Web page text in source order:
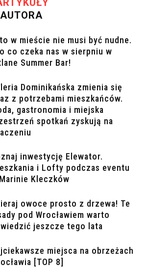
w mieście nie musi być nudne.
co czeka nas w sierpniu w
Summer Bar!
Dominikańska zmienia się
z potrzebami mieszkańców.
gastronomia i miejska
spotkań zyskują na
inwestycję Elewator.
i Lofty podczas eventu
Kleczków
owoce prosto z drzewa! Te
pod Wrocławiem warto
jeszcze tego lata
miejsca na obrzeżach
[TOP 8]